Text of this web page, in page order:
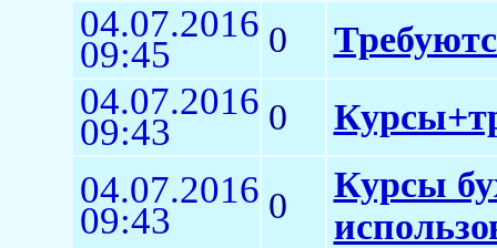
04.07.2016
09:45 0
04.07.2016
09:43 0
04.07.2016
09:43 0
Курсы